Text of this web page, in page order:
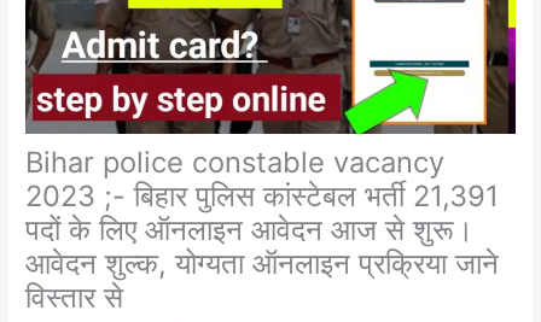
Bihar police constable vacancy
2023 ;- बिहार पुलिस कांस्टेबल भर्ती 21,391
पदों के लिए ऑनलाइन आवेदन आज से शुरू।
आवेदन शुल्क, योग्यता ऑनलाइन प्रक्रिया जाने
विस्तार से